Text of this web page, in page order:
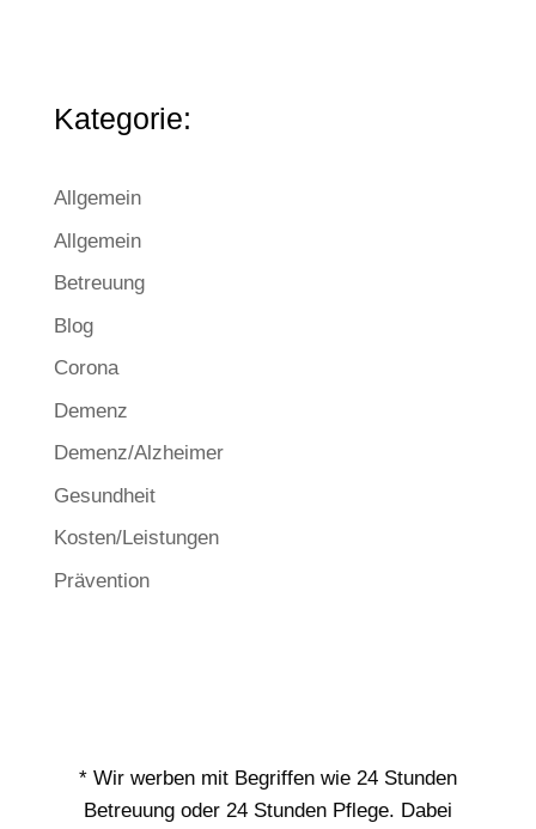
Kategorie:
Allgemein
Allgemein
Betreuung
Blog
Corona
Demenz
Demenz/Alzheimer
Gesundheit
Kosten/Leistungen
Prävention
* Wir werben mit Begriffen wie 24 Stunden
Betreuung oder 24 Stunden Pflege. Dabei